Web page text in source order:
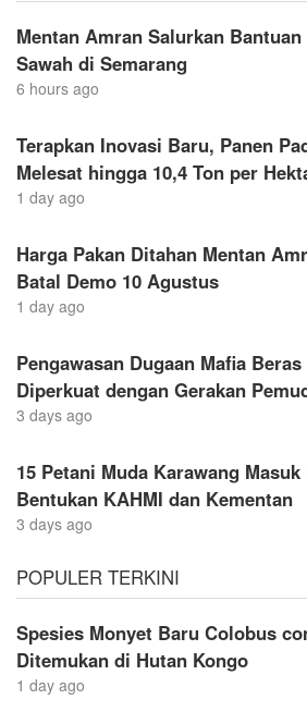
Mentan Amran Salurkan
Sawah di Semarang
6 hours ago
Terapkan Inovasi Baru, Panen
Melesat hingga 10,4 Ton per
1 day ago
Harga Pakan Ditahan Mentan
Batal Demo 10 Agustus
1 day ago
Pengawasan Dugaan Mafia
Diperkuat dengan Gerakan
3 days ago
15 Petani Muda Karawang
Bentukan KAHMI dan Kementan
3 days ago
POPULER TERKINI
Spesies Monyet Baru Colobus
Ditemukan di Hutan Kongo
1 day ago